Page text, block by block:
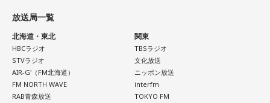
放送局一覧
北海道・東北
HBCラジオ
STVラジオ
AIR-G'（FM北海道）
FM NORTH WAVE
RAB青森放送
関東
TBSラジオ
文化放送
ニッポン放送
interfm
TOKYO FM